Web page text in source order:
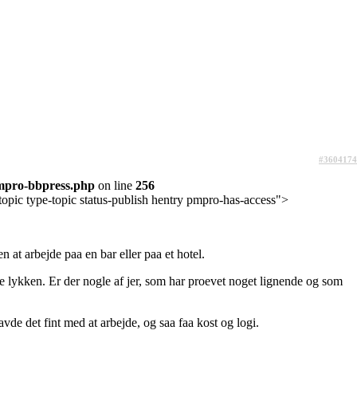
#3604174
bbpress.php on line 256
type-topic status-publish hentry pmpro-has-access">
at arbejde paa en bar eller paa et hotel.
Er der nogle af jer, som har proevet noget lignende og som
det fint med at arbejde, og saa faa kost og logi.